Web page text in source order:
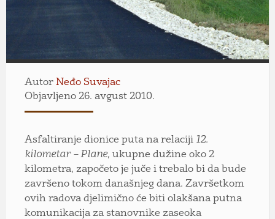
Autor Neđo Suvajac
Objavljeno 26. avgust 2010.
Asfaltiranje dionice puta na relaciji 12.
kilometar – Plane, ukupne dužine oko 2
kilometra, započeto je juče i trebalo bi da bude
završeno tokom današnjeg dana. Završetkom
ovih radova djelimično će biti olakšana putna
komunikacija za stanovnike zaseoka